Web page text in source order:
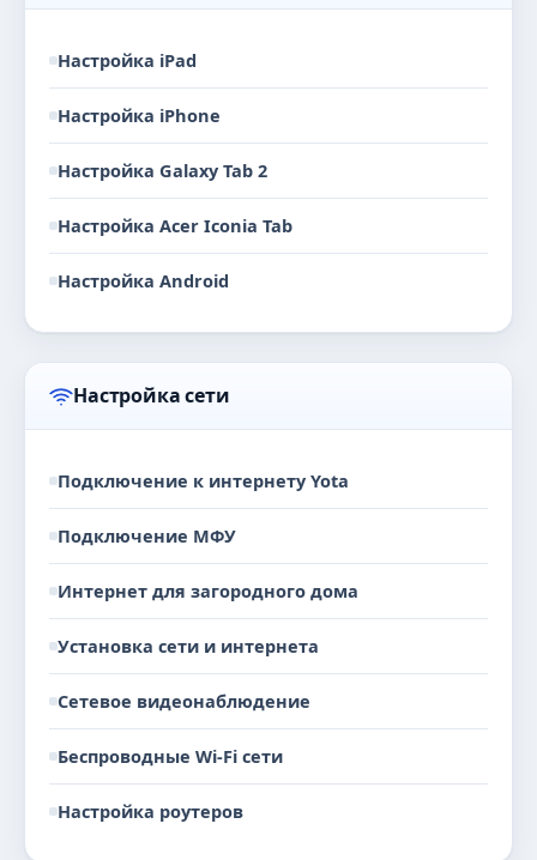
Настройка iPad
Настройка iPhone
Настройка Galaxy Tab 2
Настройка Acer Iconia Tab
Настройка Android
Настройка сети
Подключение к интернету Yota
Подключение МФУ
Интернет для загородного дома
Установка сети и интернета
Сетевое видеонаблюдение
Беспроводные Wi-Fi сети
Настройка роутеров